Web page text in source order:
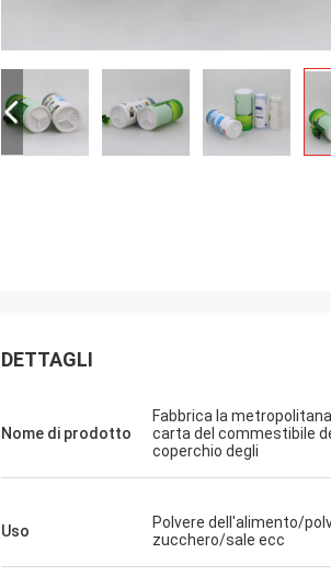
Michel
Alta qualità latte dell'ANIMALE
DETTAGLI
Nome di prodotto
Fabbrica la
carta del commestibile
coperchio degli
Uso
Polvere dell'alimento/
zucchero/sale ecc